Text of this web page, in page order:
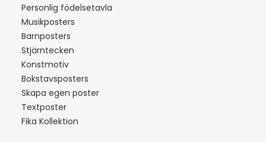
Personlig födelsetavla
Musikposters
Barnposters
Stjärntecken
Konstmotiv
Bokstavsposters
Skapa egen poster
Textposter
Fika Kollektion